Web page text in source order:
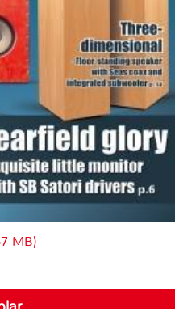
MB)